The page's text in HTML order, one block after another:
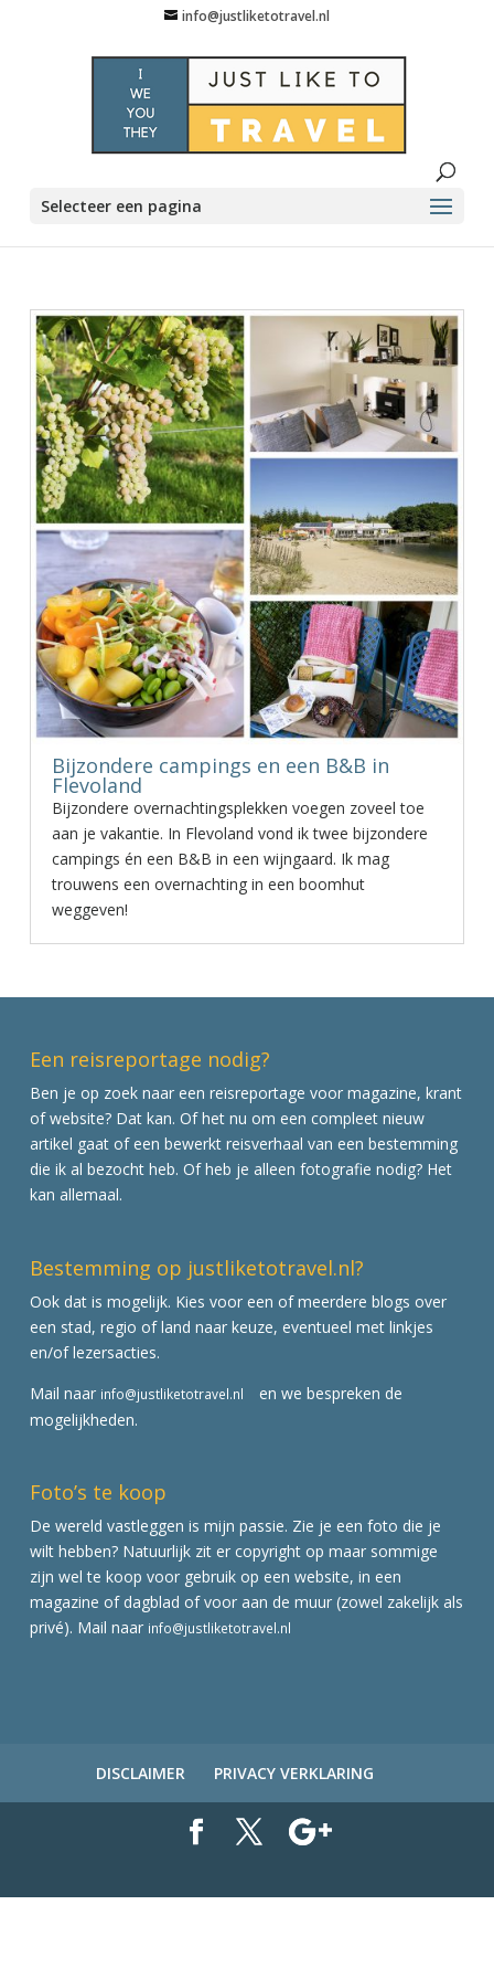
info@justliketotravel.nl
Selecteer een pagina
Bijzondere campings en een B&B in
Flevoland
Bijzondere overnachtingsplekken voegen zoveel toe
aan je vakantie. In Flevoland vond ik twee bijzondere
campings én een B&B in een wijngaard. Ik mag
trouwens een overnachting in een boomhut
weggeven!
Een reisreportage nodig?
Ben je op zoek naar een reisreportage voor magazine, krant
of website? Dat kan. Of het nu om een compleet nieuw
artikel gaat of een bewerkt reisverhaal van een bestemming
die ik al bezocht heb. Of heb je alleen fotografie nodig? Het
kan allemaal.
Bestemming op justliketotravel.nl?
Ook dat is mogelijk. Kies voor een of meerdere blogs over
een stad, regio of land naar keuze, eventueel met linkjes
en/of lezersacties.
Mail naar info@justliketotravel.nl
en we bespreken de
mogelijkheden.
Foto’s te koop
De wereld vastleggen is mijn passie. Zie je een foto die je
wilt hebben? Natuurlijk zit er copyright op maar sommige
zijn wel te koop voor gebruik op een website, in een
magazine of dagblad of voor aan de muur (zowel zakelijk als
privé). Mail naar info@justliketotravel.nl
DISCLAIMER PRIVACY VERKLARING